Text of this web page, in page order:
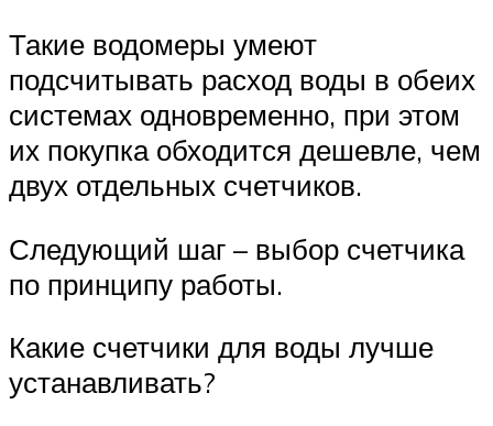
Такие водомеры умеют
подсчитывать расход воды в обеих
системах одновременно, при этом
их покупка обходится дешевле, чем
двух отдельных счетчиков.
Следующий шаг – выбор счетчика
по принципу работы.
Какие счетчики для воды лучше
устанавливать?